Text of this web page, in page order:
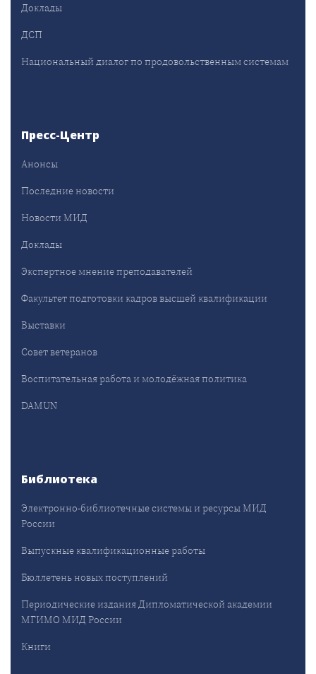
Доклады
ДСП
Национальный диалог по продовольственным системам
Пресс-Центр
Анонсы
Последние новости
Новости МИД
Доклады
Экспертное мнение преподавателей
Факультет подготовки кадров высшей квалификации
Выставки
Совет ветеранов
Воспитательная работа и молодёжная политика
DAMUN
Библиотека
Электронно-библиотечные системы и ресурсы МИД
России
Выпускные квалификационные работы
Бюллетень новых поступлений
Периодические издания Дипломатической академии
МГИМО МИД России
Книги